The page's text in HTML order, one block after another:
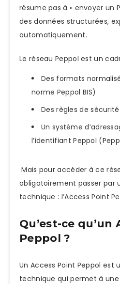
résume pas à « envoyer un
des données structurées,
automatiquement.
Le réseau Peppol est un
Des formats
norme Peppol BIS)
Des règles de
Un système
l’identifiant Peppol
Mais pour accéder à ce
obligatoirement passer par
technique : l’Access Point
Qu’est-ce qu’un
Peppol ?
Un Access Point Peppol est
technique qui permet à une